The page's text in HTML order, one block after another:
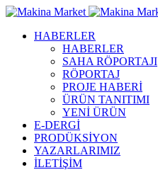
HABERLER
HABERLER
SAHA RÖPORTAJI
RÖPORTAJ
PROJE HABERİ
ÜRÜN TANITIMI
YENİ ÜRÜN
E-DERGİ
PRODÜKSİYON
YAZARLARIMIZ
İLETİŞİM